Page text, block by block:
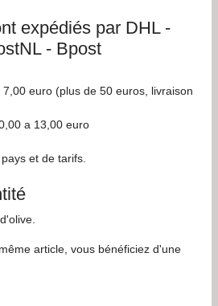
expédiés par DHL -
- Bpost
euro (plus de 50 euros, livraison
a 13,00 euro
et de tarifs.
article, vous bénéficiez d'une